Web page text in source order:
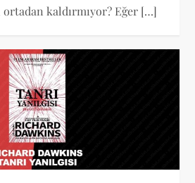
kaldırmıyor? Eğer […]